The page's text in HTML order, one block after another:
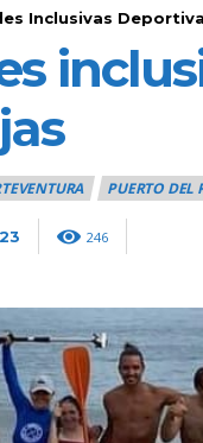
Inclusivas
PUERTO DEL
246